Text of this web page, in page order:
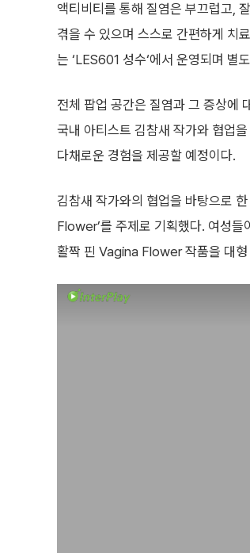
액티비티를 통해 질염은 부끄럽고,
겪을 수 있으며 스스로 간편하게 치
는 ‘LES601 성수‘에서 운영되며 별
전체 팝업 공간은 질염과 그 증상에
국내 아티스트 김참새 작가와 협업
다채로운 경험을 제공할 예정이다.
김참새 작가와의 협업을 바탕으로
Flower’를 주제로 기획했다. 여성들
활짝 핀 Vagina Flower 작품을 대형